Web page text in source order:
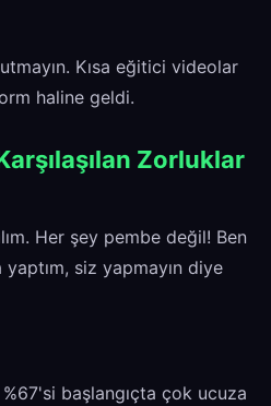
Kısa eğitici videolar
haline geldi.
Zorluklar
Her şey pembe değil! Ben
siz yapmayın diye
%67'si başlangıçta çok ucuza